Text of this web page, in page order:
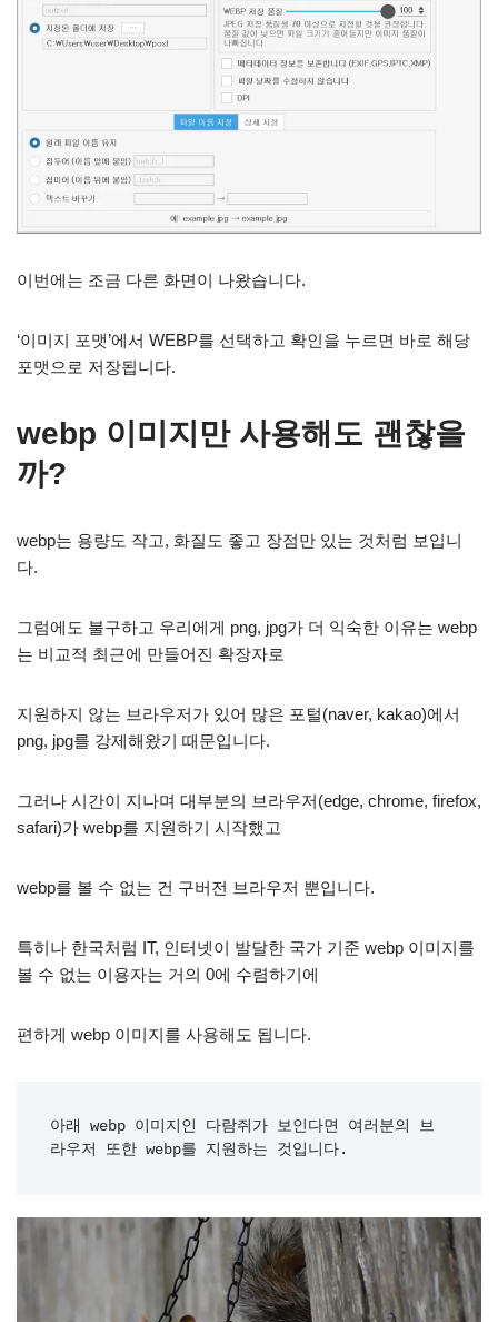
이번에는 조금 다른 화면이 나왔습니다.
‘이미지 포맷’에서 WEBP를 선택하고 확인을 누르면 바로 해당
포맷으로 저장됩니다.
webp 이미지만 사용해도 괜찮을
까?
webp는 용량도 작고, 화질도 좋고 장점만 있는 것처럼 보입니
다.
그럼에도 불구하고 우리에게 png, jpg가 더 익숙한 이유는 webp
는 비교적 최근에 만들어진 확장자로
지원하지 않는 브라우저가 있어 많은 포털(naver, kakao)에서
png, jpg를 강제해왔기 때문입니다.
그러나 시간이 지나며 대부분의 브라우저(edge, chrome, firefox,
safari)가 webp를 지원하기 시작했고
webp를 볼 수 없는 건 구버전 브라우저 뿐입니다.
특히나 한국처럼 IT, 인터넷이 발달한 국가 기준 webp 이미지를
볼 수 없는 이용자는 거의 0에 수렴하기에
편하게 webp 이미지를 사용해도 됩니다.
아래 webp 이미지인 다람쥐가 보인다면 여러분의 브
라우저 또한 webp를 지원하는 것입니다.